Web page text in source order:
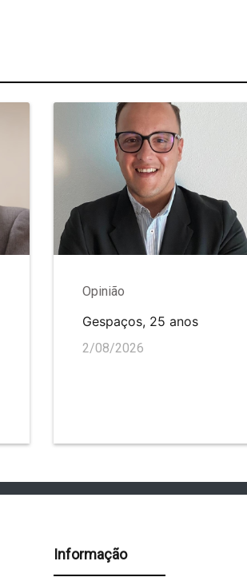
Opinião
Gespaços, 25 anos
2/08/2026
Informação